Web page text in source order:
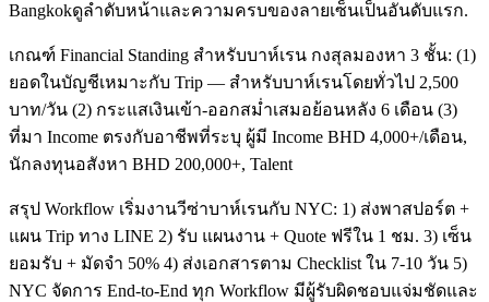
Bangkokดูลำดับหน้าและความครบของลายเซ็นเป็นอันดับแรก.
เกณฑ์ Financial Standing สำหรับบาห์เรน กงสุลมองหา 3 ชั้น: (1)
ยอดในบัญชีเหมาะกับ Trip — สำหรับบาห์เรนโดยทั่วไป 2,500
บาท/วัน (2) กระแสเงินเข้า-ออกสม่ำเสมอย้อนหลัง 6 เดือน (3)
ที่มา Income ตรงกับอาชีพที่ระบุ ผู้มี Income BHD 4,000+/เดือน,
นักลงทุนอสังหา BHD 200,000+, Talent
สรุป Workflow เริ่มงานวีซ่าบาห์เรนกับ NYC: 1) ส่งพาสปอร์ต +
แผน Trip ทาง LINE 2) รับ แผนงาน + Quote ฟรีใน 1 ชม. 3) เซ็น
ยอมรับ + มัดจำ 50% 4) ส่งเอกสารตาม Checklist ใน 7-10 วัน 5)
NYC จัดการ End-to-End ทุก Workflow มีผู้รับผิดชอบแจ่มชัดและ